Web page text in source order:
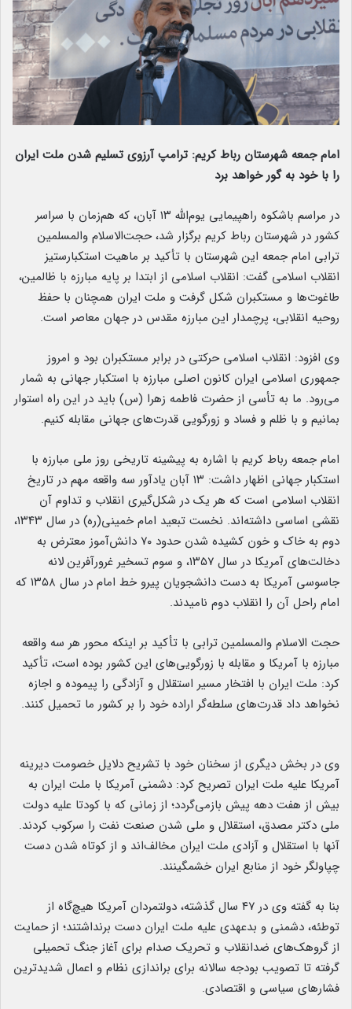
امام جمعه شهرستان رباط کریم: ترامپ آرزوی تسلیم شدن ملت ایران
را با خود به گور خواهد برد
در مراسم باشکوه راهپیمایی یوم‌الله ۱۳ آبان، که هم‌زمان با سراسر
کشور در شهرستان رباط کریم برگزار شد، حجت‌الاسلام والمسلمین
ترابی امام جمعه این شهرستان با تأکید بر ماهیت استکبارستیز
انقلاب اسلامی گفت: انقلاب اسلامی از ابتدا بر پایه مبارزه با ظالمین،
طاغوت‌ها و مستکبران شکل گرفت و ملت ایران همچنان با حفظ
روحیه انقلابی، پرچمدار این مبارزه مقدس در جهان معاصر است.
وی افزود: انقلاب اسلامی حرکتی در برابر مستکبران بود و امروز
جمهوری اسلامی ایران کانون اصلی مبارزه با استکبار جهانی به شمار
می‌رود. ما به تأسی از حضرت فاطمه زهرا (س) باید در این راه استوار
بمانیم و با ظلم و فساد و زورگویی قدرت‌های جهانی مقابله کنیم.
امام جمعه رباط کریم با اشاره به پیشینه تاریخی روز ملی مبارزه با
استکبار جهانی اظهار داشت: ۱۳ آبان یادآور سه واقعه مهم در تاریخ
انقلاب اسلامی است که هر یک در شکل‌گیری انقلاب و تداوم آن
نقشی اساسی داشته‌اند. نخست تبعید امام خمینی(ره) در سال ۱۳۴۳،
دوم به خاک و خون کشیده شدن حدود ۷۰ دانش‌آموز معترض به
دخالت‌های آمریکا در سال ۱۳۵۷، و سوم تسخیر غرورآفرین لانه
جاسوسی آمریکا به دست دانشجویان پیرو خط امام در سال ۱۳۵۸ که
امام راحل آن را انقلاب دوم نامیدند.
حجت الاسلام والمسلمین ترابی با تأکید بر اینکه محور هر سه واقعه
مبارزه با آمریکا و مقابله با زورگویی‌های این کشور بوده است، تأکید
کرد: ملت ایران با افتخار مسیر استقلال و آزادگی را پیموده و اجازه
نخواهد داد قدرت‌های سلطه‌گر اراده خود را بر کشور ما تحمیل کنند.
وی در بخش دیگری از سخنان خود با تشریح دلایل خصومت دیرینه
آمریکا علیه ملت ایران تصریح کرد: دشمنی آمریکا با ملت ایران به
بیش از هفت دهه پیش بازمی‌گردد؛ از زمانی که با کودتا علیه دولت
ملی دکتر مصدق، استقلال و ملی شدن صنعت نفت را سرکوب کردند.
آنها با استقلال و آزادی ملت ایران مخالف‌اند و از کوتاه شدن دست
چپاولگر خود از منابع ایران خشمگینند.
بنا به گفته وی در ۴۷ سال گذشته، دولتمردان آمریکا هیچ‌گاه از
توطئه، دشمنی و بدعهدی علیه ملت ایران دست برنداشتند؛ از حمایت
از گروهک‌های ضدانقلاب و تحریک صدام برای آغاز جنگ تحمیلی
گرفته تا تصویب بودجه سالانه برای براندازی نظام و اعمال شدیدترین
فشارهای سیاسی و اقتصادی.